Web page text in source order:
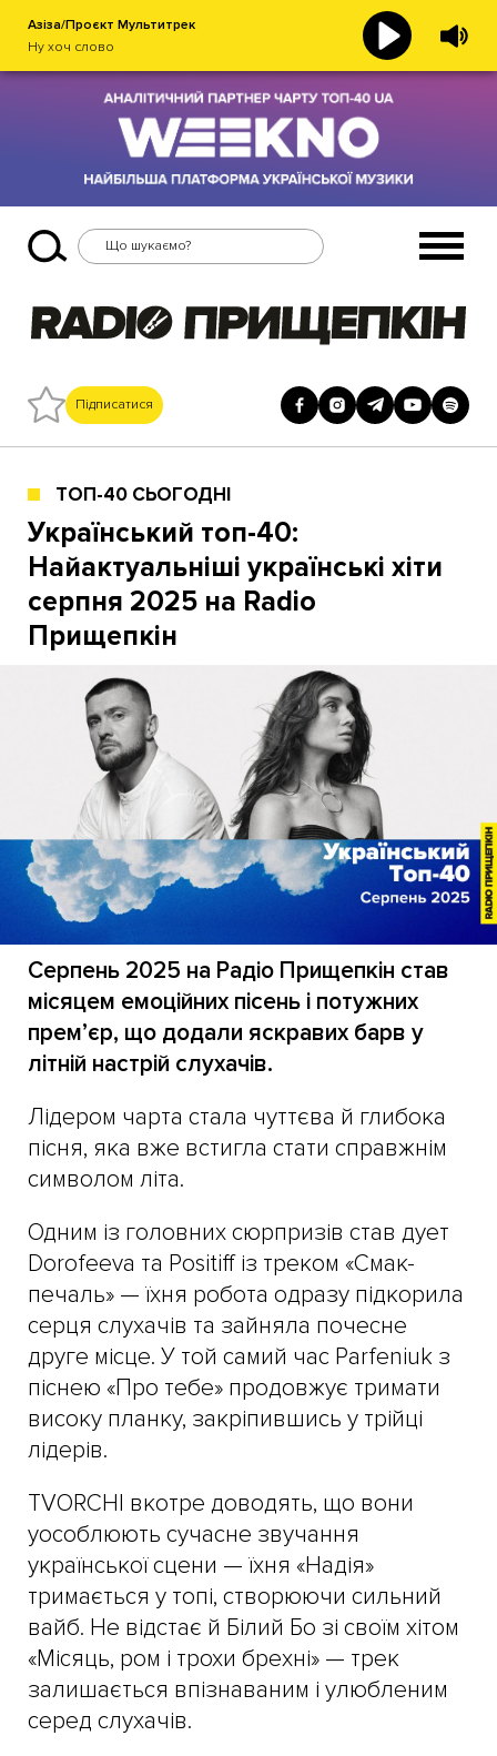
Азіза/Проєкт Мультитрек
Ну хоч слово
Підписатися
ТОП-40 СЬОГОДНІ
Український топ-40:
Найактуальніші українські хіти
серпня 2025 на Radio
Прищепкін
Серпень 2025 на Радіо Прищепкін став
місяцем емоційних пісень і потужних
прем’єр, що додали яскравих барв у
літній настрій слухачів.
Лідером чарта стала чуттєва й глибока
пісня, яка вже встигла стати справжнім
символом літа.
Одним із головних сюрпризів став дует
Dorofeeva та Positiff із треком «Смак-
печаль» — їхня робота одразу підкорила
серця слухачів та зайняла почесне
друге місце. У той самий час Parfeniuk з
піснею «Про тебе» продовжує тримати
високу планку, закріпившись у трійці
лідерів.
TVORCHI вкотре доводять, що вони
уособлюють сучасне звучання
української сцени — їхня «Надія»
тримається у топі, створюючи сильний
вайб. Не відстає й Білий Бо зі своїм хітом
«Місяць, ром і трохи брехні» — трек
залишається впізнаваним і улюбленим
серед слухачів.